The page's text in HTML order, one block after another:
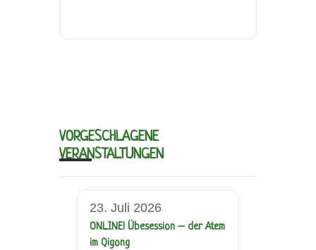
VORGESCHLAGENE
VERANSTALTUNGEN
23. Juli 2026
ONLINE! Übesession – der Atem
im Qigong